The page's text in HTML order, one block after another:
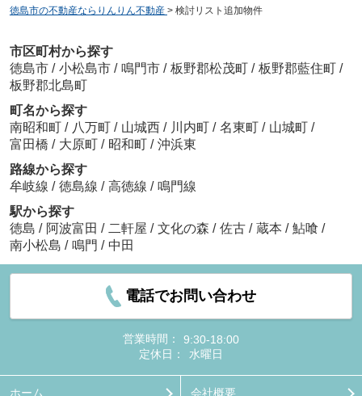
徳島市の不動産ならりんりん不動産 > 検討リスト追加物件
市区町村から探す
徳島市 / 小松島市 / 鳴門市 / 板野郡松茂町 / 板野郡藍住町 /
板野郡北島町
町名から探す
南昭和町 / 八万町 / 山城西 / 川内町 / 名東町 / 山城町 /
富田橋 / 大原町 / 昭和町 / 沖浜東
路線から探す
牟岐線 / 徳島線 / 高徳線 / 鳴門線
駅から探す
徳島 / 阿波富田 / 二軒屋 / 文化の森 / 佐古 / 蔵本 / 鮎喰 /
南小松島 / 鳴門 / 中田
電話でお問い合わせ
営業時間：
9:30-18:00
定休日：
水曜日
ホーム 会社概要